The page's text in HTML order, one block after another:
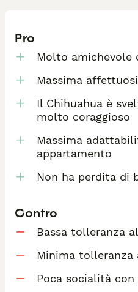
Pro
Molto amichevole
Massima
Il Chihuahua è
molto coraggioso
Massima
appartamento
Non ha perdita di
Contro
Bassa tolleranza
Minima tolleranza
Poca socialità